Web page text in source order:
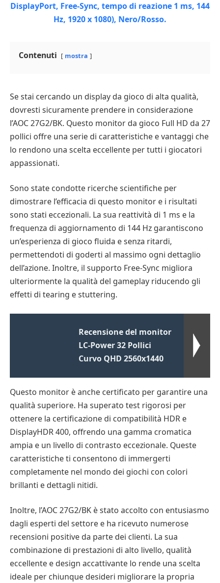
Contenuti mostra
Se stai cercando un display da gioco di alta qualità,
dovresti sicuramente prendere in considerazione
l’AOC 27G2/BK. Questo monitor da gioco Full HD da 27
pollici offre una serie di caratteristiche e vantaggi che
lo rendono una scelta eccellente per tutti i giocatori
appassionati.
Sono state condotte ricerche scientifiche per
dimostrare l’efficacia di questo monitor e i risultati
sono stati eccezionali. La sua reattività di 1 ms e la
frequenza di aggiornamento di 144 Hz garantiscono
un’esperienza di gioco fluida e senza ritardi,
permettendoti di goderti al massimo ogni dettaglio
dell’azione. Inoltre, il supporto Free-Sync migliora
ulteriormente la qualità del gameplay riducendo gli
effetti di tearing e stuttering.
Recensione del monitor
LC-Power 32 Pollici
Curvo QHD 2560x1440
Questo monitor è anche certificato per garantire una
qualità superiore. Ha superato test rigorosi per
ottenere la certificazione di compatibilità HDR e
DisplayHDR 400, offrendo una gamma cromatica
ampia e un livello di contrasto eccezionale. Queste
caratteristiche ti consentono di immergerti
completamente nel mondo dei giochi con colori
brillanti e dettagli nitidi.
Inoltre, l’AOC 27G2/BK è stato accolto con entusiasmo
dagli esperti del settore e ha ricevuto numerose
recensioni positive da parte dei clienti. La sua
combinazione di prestazioni di alto livello, qualità
eccellente e design accattivante lo rende una scelta
ideale per chiunque desideri migliorare la propria